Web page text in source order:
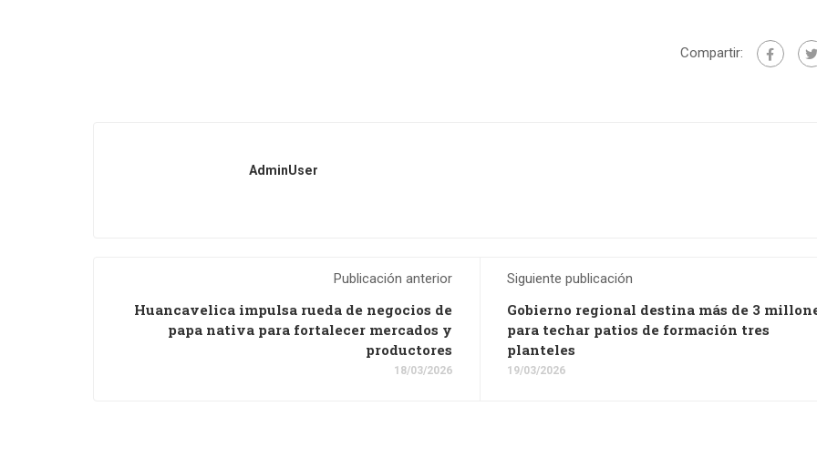
Compartir:
AdminUser
Publicación anterior
Huancavelica impulsa rueda de negocios de
papa nativa para fortalecer mercados y
productores
18/03/2026
Siguiente publicación
Gobierno regional destina más de 3
para techar patios de formación tres
planteles
19/03/2026